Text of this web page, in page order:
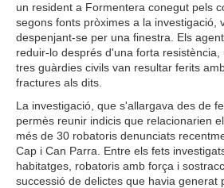
un resident a Formentera conegut pels
segons fonts pròximes a la investigació,
despenjant-se per una finestra. Els
reduir-lo després d'una forta
tres guàrdies civils van resultar ferits
fractures als dits.
La investigació, que s'allargava des de
permès reunir indicis que relacionarien
més de 30 robatoris denunciats
Cap i Can Parra. Entre els fets
habitatges, robatoris amb força i
successió de delictes que havia generat